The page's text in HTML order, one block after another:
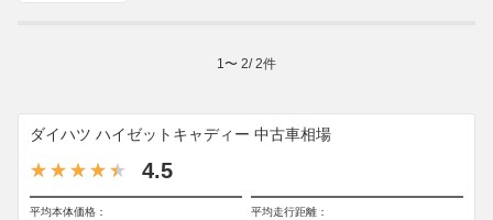
1 〜 2/2件
ダイハツ ハイゼットキャディー 中古車相場
4.5
平均本体価格： 平均走行距離：